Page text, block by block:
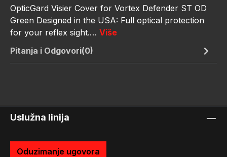
OpticGard Visier Cover for Vortex Defender ST OD
Green Designed in the USA: Full optical protection
for your reflex sight.… Više
Pitanja i Odgovori(0)
Uslužna linija
Oduzimanje ugovora